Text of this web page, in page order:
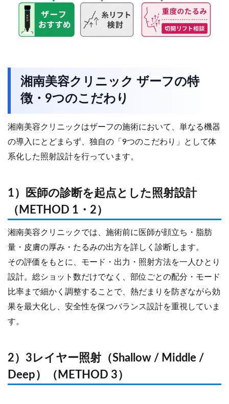
湘南美容クリニック ザーフの特
徴・9つのこだわり
湘南美容クリニックはザーフの施術において、単なる機器
の導入にとどまらず、独自の「9つのこだわり」として体
系化した照射設計を行っています。
1）医師の診断を起点とした照射設計
（METHOD 1・2）
湘南美容クリニックでは、施術前に医師が顔立ち・脂肪
量・皮膚の厚み・たるみの出方を詳しく診断します。
その評価をもとに、モード・出力・照射方法を一人ひとり
設計。総ショット数だけでなく、部位ごとの配分・モード
比率まで細かく調整することで、熱だまりを防ぎながら効
果を最大化し、安全性を保つバランス設計を重視していま
す。
2）3レイヤー照射（Shallow / Middle /
Deep）（METHOD 3）